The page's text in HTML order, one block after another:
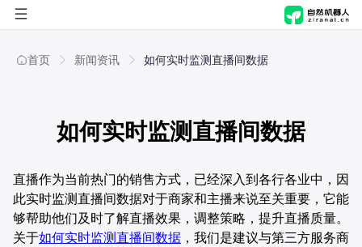
首页
产品能力
应用场景
自然机器人
概览
产品能力
解决方案
行业
应用商店
首页 新闻资讯 如何实时监测直播间数据
如何实时监测直播间数据
直播作为当前热门的销售方式，已经深入到各行各业中，因
此实时监测直播间数据对于商家和主播来说至关重要，它能
够帮助他们及时了解直播效果，调整策略，提升直播质量。
关于如何实时监测直播间数据 ，我们是建议与第三方服务商